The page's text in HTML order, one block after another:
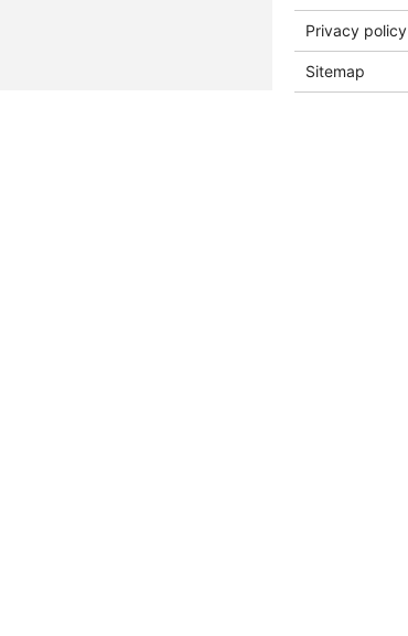
Privacy policy
Sitemap